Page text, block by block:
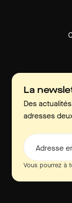
La
Des
adresses
Adresse
Vous pourrez à